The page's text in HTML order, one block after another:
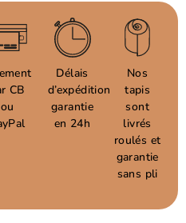
CB
ou
Délais
d’expédition
garantie
en 24h
Nos
tapis
sont
livrés
roulés et
garantie
sans pli